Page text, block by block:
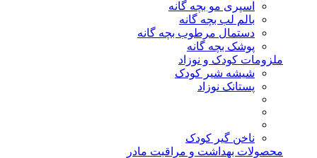
اسپری مو بچه گانه
بالم لب بچه گانه
دستمال مرطوب بچه گانه
پوشک بچه گانه
ملزومات کودک و نوزاد
شیشه شیر کودک
پستانک نوزاد
ناخن گیر کودک
محصولات بهداشت و مراقبت مادر